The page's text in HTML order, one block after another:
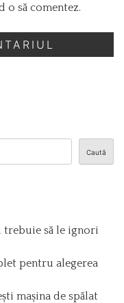
o să comentez.
Caută
trebuie să le ignori
pentru alegerea
mașina de spălat